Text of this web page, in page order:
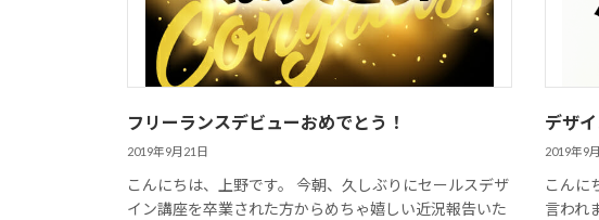
フリーランスデビューおめでとう！
2019年9月21日
こんにちは、上野です。 今朝、久しぶりにセールスデザ
イン講座を卒業された方からめちゃ嬉しい近況報告いた
デザ
2019年9
こんに
言われ